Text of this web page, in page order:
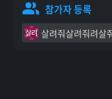
참가자 등록
살려 살려줘살려줘려살